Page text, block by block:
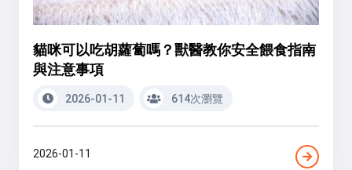
貓咪可以吃胡蘿蔔嗎？獸醫教你安全餵食指南
與注意事項
2026-01-11 614次瀏覽
2026-01-11